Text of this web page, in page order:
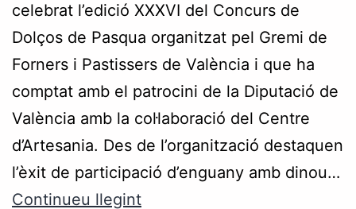
celebrat l’edició XXXVI del Concurs de
Dolços de Pasqua organitzat pel Gremi de
Forners i Pastissers de València i que ha
comptat amb el patrocini de la Diputació de
València amb la col·laboració del Centre
d’Artesania. Des de l’organització destaquen
l’èxit de participació d’enguany amb dinou…
Continueu llegint